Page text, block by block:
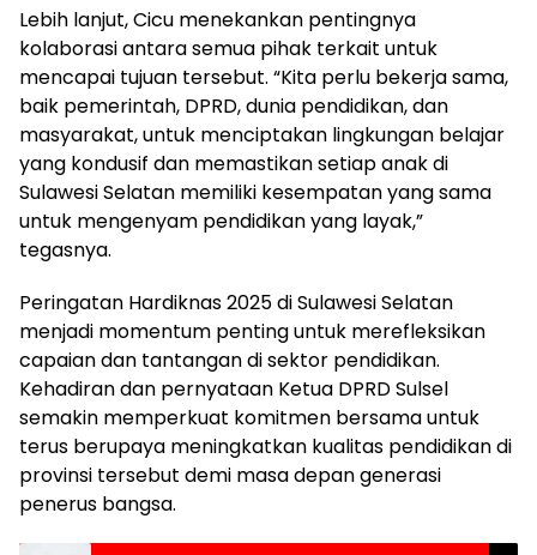
Lebih lanjut, Cicu menekankan pentingnya
kolaborasi antara semua pihak terkait untuk
mencapai tujuan tersebut. “Kita perlu bekerja sama,
baik pemerintah, DPRD, dunia pendidikan, dan
masyarakat, untuk menciptakan lingkungan belajar
yang kondusif dan memastikan setiap anak di
Sulawesi Selatan memiliki kesempatan yang sama
untuk mengenyam pendidikan yang layak,”
tegasnya.
Peringatan Hardiknas 2025 di Sulawesi Selatan
menjadi momentum penting untuk merefleksikan
capaian dan tantangan di sektor pendidikan.
Kehadiran dan pernyataan Ketua DPRD Sulsel
semakin memperkuat komitmen bersama untuk
terus berupaya meningkatkan kualitas pendidikan di
provinsi tersebut demi masa depan generasi
penerus bangsa.